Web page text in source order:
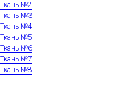
Ткань №2
Ткань №3
Ткань №4
Ткань №5
Ткань №6
Ткань №7
Ткань №8